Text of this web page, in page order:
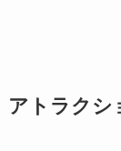
アトラクシ